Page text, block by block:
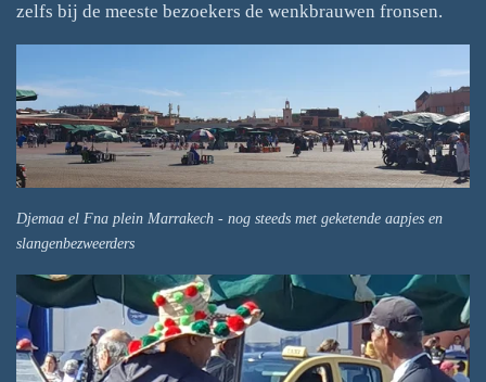
zelfs bij de meeste bezoekers de wenkbrauwen fronsen.
Djemaa el Fna plein Marrakech - nog steeds met geketende aapjes en
slangenbezweerders